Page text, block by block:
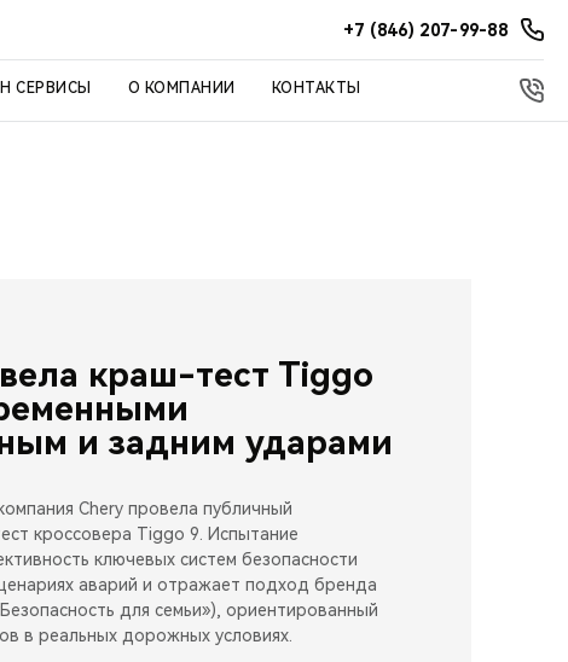
+7 (846) 207-99-88
СЕРВИСЫ О КОМПАНИИ КОНТАКТЫ
краш-тест Tiggo
и задним ударами
Chery провела публичный
кроссовера Tiggo 9. Испытание
ключевых систем безопасности
аварий и отражает подход бренда
для семьи»), ориентированный
в реальных дорожных условиях.